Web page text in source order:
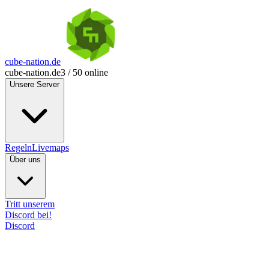
cube-nation.de
cube-nation.de3 / 50 online
Unsere Server
RegelnLivemaps
Über uns
Tritt unserem
Discord bei!
Discord